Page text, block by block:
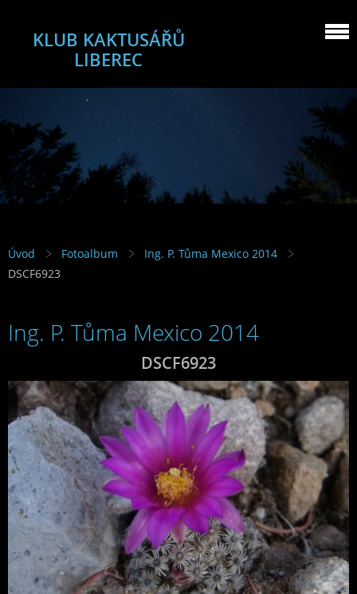
KLUB KAKTUSÁŘŮ
LIBEREC
Úvod Fotoalbum
Ing. P. Tůma Mexico 2014
DSCF6923
Ing. P. Tůma Mexico 2014
DSCF6923